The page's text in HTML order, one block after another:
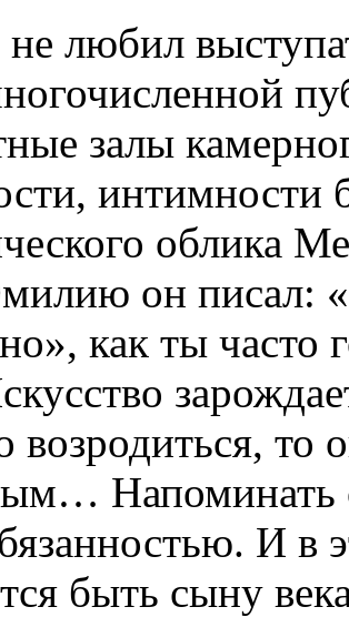
любил
залы
интимности
облика
он писал:
как ты часто
возродиться, то
Напоминать
И в
быть сыну